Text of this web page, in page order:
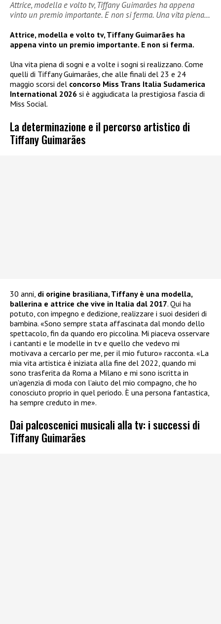
Attrice, modella e volto tv, Tiffany Guimarães ha appena
vinto un premio importante. E non si ferma. Una vita piena…
Attrice, modella e volto tv, Tiffany Guimarães ha
appena vinto un premio importante. E non si ferma.
Una vita piena di sogni e a volte i sogni si realizzano. Come
quelli di Tiffany Guimarães, che alle finali del 23 e 24
maggio scorsi del concorso Miss Trans Italia Sudamerica
International 2026 si è aggiudicata la prestigiosa fascia di
Miss Social.
La determinazione e il percorso artistico di
Tiffany Guimarães
30 anni, di origine brasiliana, Tiffany è una modella,
ballerina e attrice che vive in Italia dal 2017. Qui ha
potuto, con impegno e dedizione, realizzare i suoi desideri di
bambina. «Sono sempre stata affascinata dal mondo dello
spettacolo, fin da quando ero piccolina. Mi piaceva osservare
i cantanti e le modelle in tv e quello che vedevo mi
motivava a cercarlo per me, per il mio futuro» racconta. «La
mia vita artistica è iniziata alla fine del 2022, quando mi
sono trasferita da Roma a Milano e mi sono iscritta in
un’agenzia di moda con l’aiuto del mio compagno, che ho
conosciuto proprio in quel periodo. È una persona fantastica,
ha sempre creduto in me».
Dai palcoscenici musicali alla tv: i successi di
Tiffany Guimarães